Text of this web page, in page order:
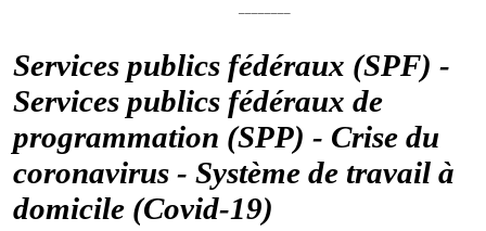
Services publics fédéraux (SPF) -
Services publics fédéraux de
programmation (SPP) - Crise du
coronavirus - Système de travail à
domicile (Covid-19)